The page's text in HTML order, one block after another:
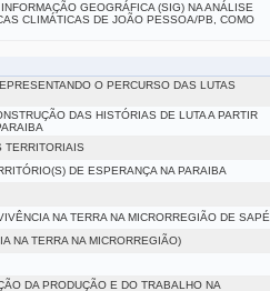
GEOGRÁFICA (SIG) NA ANÁLISE
CLIMÁTICAS DE JOÃO PESSOA/PB, COMO
O PERCURSO DAS LUTAS
DAS HISTÓRIAS DE LUTA A PARTIR
TERRITORIAIS
DE ESPERANÇA NA PARAIBA
NA TERRA NA MICRORREGIÃO DE SAPÉ
NA TERRA NA MICRORREGIÃO)
DA PRODUÇÃO E DO TRABALHO NA